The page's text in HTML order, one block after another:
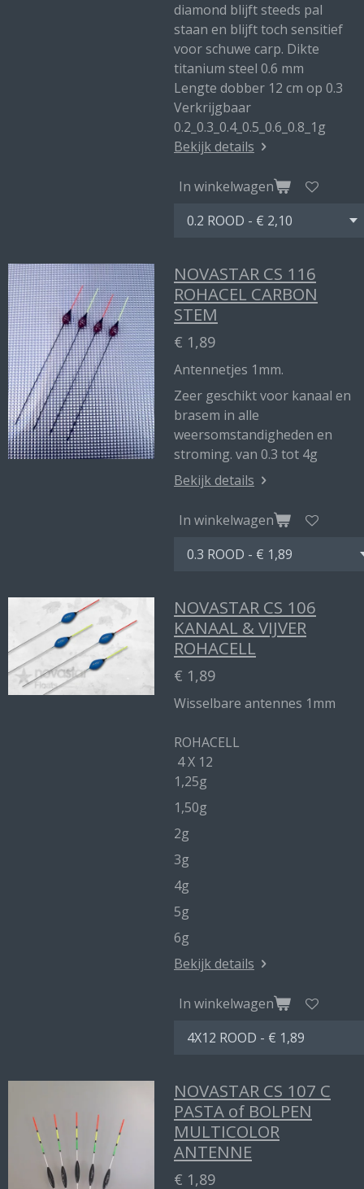
diamond blijft steeds pal
staan en blijft toch sensitief
voor schuwe carp. Dikte
titanium steel 0.6 mm
Lengte dobber 12 cm op 0.3
Verkrijgbaar
0.2_0.3_0.4_0.5_0.6_0.8_1g
Bekijk details
In winkelwagen
NOVASTAR CS 116
ROHACEL CARBON
STEM
€ 1,89
Antennetjes 1mm.
Zeer geschikt voor kanaal en
brasem in alle
weersomstandigheden en
stroming. van 0.3 tot 4g
Bekijk details
In winkelwagen
NOVASTAR CS 106
KANAAL & VIJVER
ROHACELL
€ 1,89
Wisselbare antennes 1mm
ROHACELL
4 X 12
1,25g
1,50g
2g
3g
4g
5g
6g
Bekijk details
In winkelwagen
NOVASTAR CS 107 C
PASTA of BOLPEN
MULTICOLOR
ANTENNE
€ 1,89